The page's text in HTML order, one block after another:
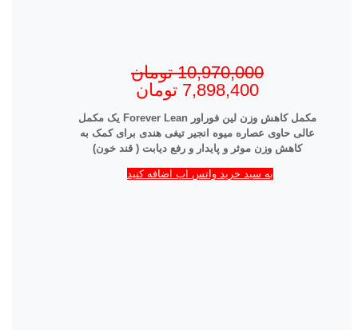
10,970,000 تومان
7,898,400 تومان
مکمل کاهش وزن لین فوراور Forever Lean یک مکمل
عالی حاوی عصاره میوه انجیر تیغی هندی برای کمک به
کاهش وزن موثر و پایدار و رفع دیابت ( قند خون)
به سبد خرید واتس اپ اضافه کنید